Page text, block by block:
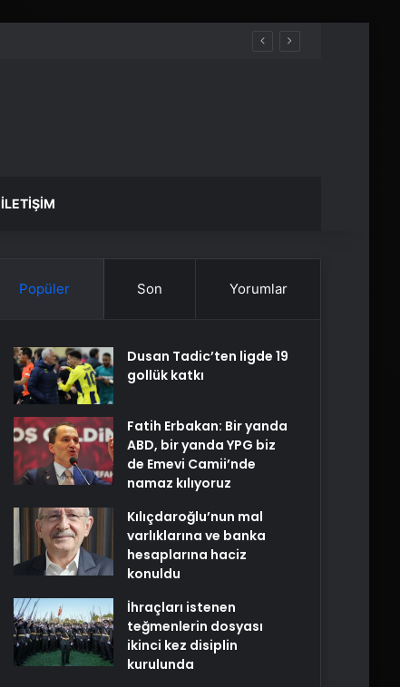
İLETIŞIM
Popüler Son Yorumlar
Dusan Tadic’ten ligde 19
gollük katkı
Fatih Erbakan: Bir yanda
ABD, bir yanda YPG biz
de Emevi Camii’nde
namaz kılıyoruz
Kılıçdaroğlu’nun mal
varlıklarına ve banka
hesaplarına haciz
konuldu
İhraçları istenen
teğmenlerin dosyası
ikinci kez disiplin
kurulunda